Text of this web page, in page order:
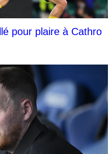
pour plaire à Cathro